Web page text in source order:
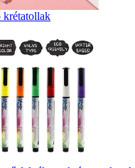
krétatollak